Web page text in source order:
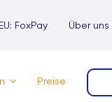
FoxPay Über uns
Preise